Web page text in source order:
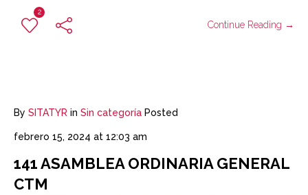
2
Continue Reading →
By SITATYR in Sin categoría Posted
febrero 15, 2024 at 12:03 am
141 ASAMBLEA ORDINARIA GENERAL
CTM